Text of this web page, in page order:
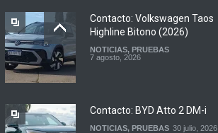
7 agosto, 2026
Argentina y Ecuador
Contacto: Volkswagen Taos
Highline Bitono (2026)
NOTICIAS, PRUEBAS
7 agosto, 2026
Contacto: BYD Atto 2 DM-i
NOTICIAS, PRUEBAS 30 julio, 2026